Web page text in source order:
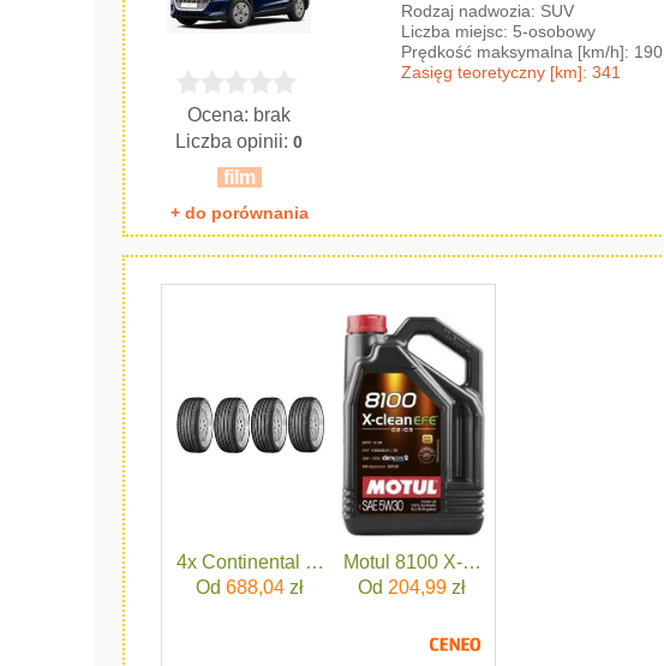
Ocena: brak
Liczba opinii:0
film
Rodzaj nadwozia: SUV
Liczba miejsc: 5-osobowy
Prędkość maksymalna [km/h]: 190
Zasięg teoretyczny [km]: 341
+ do porównania
4x Continental ContiSportContact 5 245/45R18 96W
Od688,04 zł
Motul 8100 X-Clean Efe 5W30 5l
Od 204,99 zł